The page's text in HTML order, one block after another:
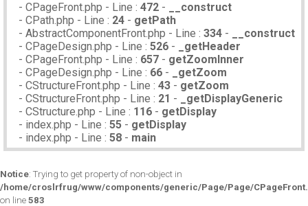
- CPageFront.php - Line : 472 -
__construct
- CPath.php - Line : 24 - getPath
- AbstractComponentFront.php - Line : 334 -
__construct
- CPageDesign.php - Line : 526 -
_getHeader
- CPageFront.php - Line : 657 - getZoomInner
- CPageDesign.php - Line : 66 -
_getZoom
- CStructureFront.php - Line : 43 - getZoom
- CStructureFront.php - Line : 21 -
_getDisplayGeneric
- CStructure.php - Line : 116 - getDisplay
- index.php - Line : 55 - getDisplay
- index.php - Line : 58 - main
Notice: Trying to get property of non-object in
/home/croslrfrug/www/components/generic/Page/Page/
on line 583